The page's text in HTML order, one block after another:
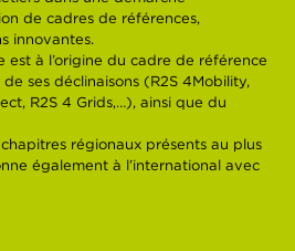
de cadres de références,
innovantes.
est à l’origine du cadre de référence
ses déclinaisons (R2S 4Mobility,
R2S 4 Grids,…), ainsi que du
chapitres régionaux présents au plus
également à l’international avec